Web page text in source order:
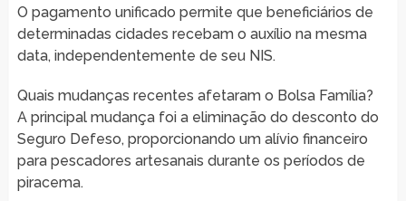
O pagamento unificado permite que beneficiários de
determinadas cidades recebam o auxílio na mesma
data, independentemente de seu NIS.
Quais mudanças recentes afetaram o Bolsa Família?
A principal mudança foi a eliminação do desconto do
Seguro Defeso, proporcionando um alívio financeiro
para pescadores artesanais durante os períodos de
piracema.